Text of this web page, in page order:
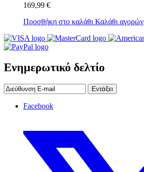
169,99 €
Προσθήκη στο καλάθι Καλάθι αγορών
Ενημερωτικό δελτίο
Εντάξει
Facebook